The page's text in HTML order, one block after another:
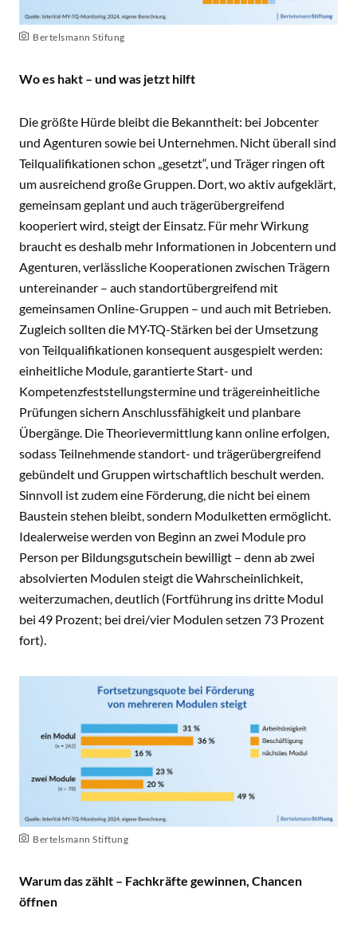
Bertelsmann Stifung
Wo es hakt – und was jetzt hilft
Die größte Hürde bleibt die Bekanntheit: bei Jobcenter
und Agenturen sowie bei Unternehmen. Nicht überall sind
Teilqualifikationen schon „gesetzt“, und Träger ringen oft
um ausreichend große Gruppen. Dort, wo aktiv aufgeklärt,
gemeinsam geplant und auch trägerübergreifend
kooperiert wird, steigt der Einsatz. Für mehr Wirkung
braucht es deshalb mehr Informationen in Jobcentern und
Agenturen, verlässliche Kooperationen zwischen Trägern
untereinander – auch standortübergreifend mit
gemeinsamen Online-Gruppen – und auch mit Betrieben.
Zugleich sollten die MY·TQ-Stärken bei der Umsetzung
von Teilqualifikationen konsequent ausgespielt werden:
einheitliche Module, garantierte Start- und
Kompetenzfeststellungstermine und trägereinheitliche
Prüfungen sichern Anschlussfähigkeit und planbare
Übergänge. Die Theorievermittlung kann online erfolgen,
sodass Teilnehmende standort- und trägerübergreifend
gebündelt und Gruppen wirtschaftlich beschult werden.
Sinnvoll ist zudem eine Förderung, die nicht bei einem
Baustein stehen bleibt, sondern Modulketten ermöglicht.
Idealerweise werden von Beginn an zwei Module pro
Person per Bildungsgutschein bewilligt – denn ab zwei
absolvierten Modulen steigt die Wahrscheinlichkeit,
weiterzumachen, deutlich (Fortführung ins dritte Modul
bei 49 Prozent; bei drei/vier Modulen setzen 73 Prozent
fort).
Bertelsmann Stiftung
Warum das zählt – Fachkräfte gewinnen, Chancen
öffnen